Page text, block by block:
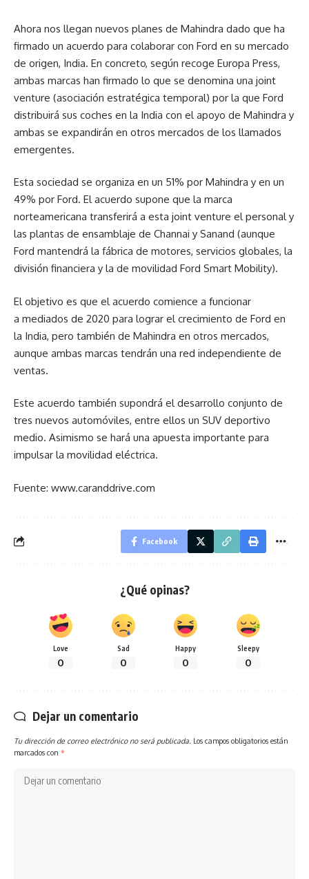
Ahora nos llegan nuevos planes de Mahindra dado que ha
firmado un acuerdo para colaborar con Ford en su mercado
de origen, India. En concreto, según recoge Europa Press,
ambas marcas han firmado lo que se denomina una joint
venture (asociación estratégica temporal) por la que Ford
distribuirá sus coches en la India con el apoyo de Mahindra y
ambas se expandirán en otros mercados de los llamados
emergentes.
Esta sociedad se organiza en un 51% por Mahindra y en un
49% por Ford. El acuerdo supone que la marca
norteamericana transferirá a esta joint venture el personal y
las plantas de ensamblaje de Channai y Sanand (aunque
Ford mantendrá la fábrica de motores, servicios globales, la
división financiera y la de movilidad Ford Smart Mobility).
El objetivo es que el acuerdo comience a funcionar
a mediados de 2020 para lograr el crecimiento de Ford en
la India, pero también de Mahindra en otros mercados,
aunque ambas marcas tendrán una red independiente de
ventas.
Este acuerdo también supondrá el desarrollo conjunto de
tres nuevos automóviles, entre ellos un SUV deportivo
medio. Asimismo se hará una apuesta importante para
impulsar la movilidad eléctrica.
Fuente: www.caranddrive.com
Facebook
¿Qué opinas?
Love
0
Sad
0
Happy
0
Sleepy
0
Dejar un comentario
Tu dirección de correo electrónico no será publicada. Los campos obligatorios están
marcados con *